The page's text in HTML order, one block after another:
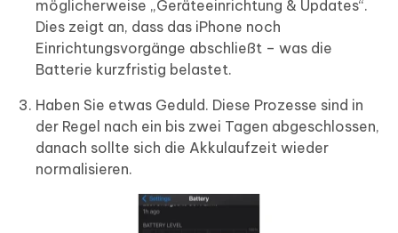
möglicherweise „Geräteeinrichtung & Updates“.
Dies zeigt an, dass das iPhone noch
Einrichtungsvorgänge abschließt – was die
Batterie kurzfristig belastet.
Haben Sie etwas Geduld. Diese Prozesse sind in
der Regel nach ein bis zwei Tagen abgeschlossen,
danach sollte sich die Akkulaufzeit wieder
normalisieren.